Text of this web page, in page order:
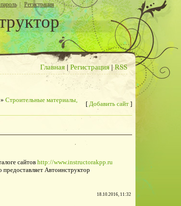
| Регистрация
Главная| Регистрация|RSS
Строительные материалы,
[ Добавить сайт]
сайтов http://www.instructorakpp.ru
Автоинструктор
18.10.2016, 11:32